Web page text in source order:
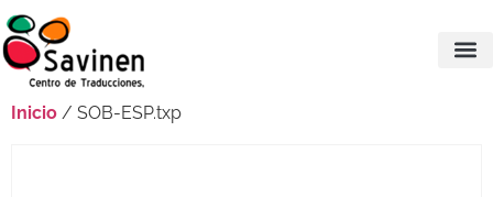
Inicio / SOB-ESP.txp